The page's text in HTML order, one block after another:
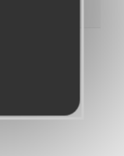
059F/
Rue